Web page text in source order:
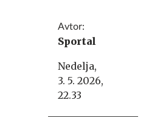
Avtor:
Sportal
Nedelja,
3. 5. 2026,
22.33